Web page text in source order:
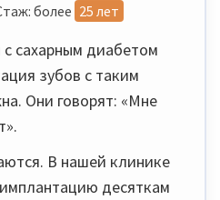
более 25 лет
сахарным диабетом
зубов с таким
Они говорят: «Мне
В нашей клинике
десяткам